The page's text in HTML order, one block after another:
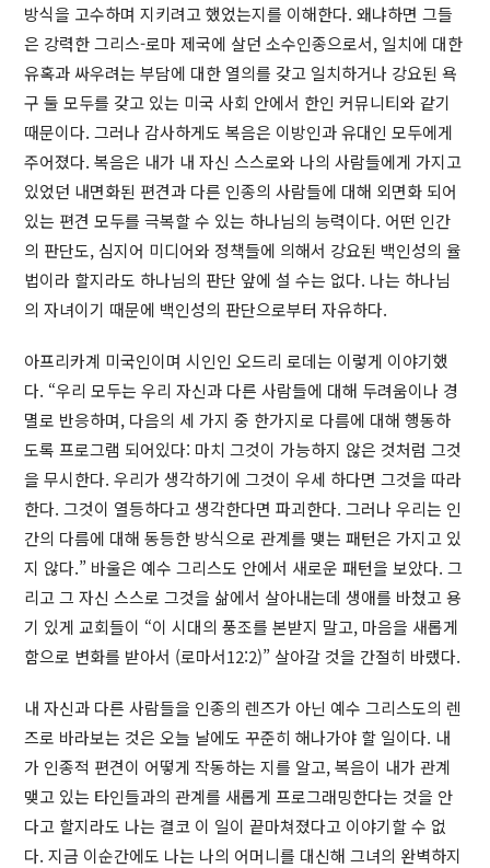
방식을 고수하며 지키려고 했었는지를 이해한다. 왜냐하면 그들
은 강력한 그리스-로마 제국에 살던 소수인종으로서, 일치에 대한
유혹과 싸우려는 부담에 대한 열의를 갖고 일치하거나 강요된 욕
구 둘 모두를 갖고 있는 미국 사회 안에서 한인 커뮤니티와 같기
때문이다. 그러나 감사하게도 복음은 이방인과 유대인 모두에게
주어졌다. 복음은 내가 내 자신 스스로와 나의 사람들에게 가지고
있었던 내면화된 편견과 다른 인종의 사람들에 대해 외면화 되어
있는 편견 모두를 극복할 수 있는 하나님의 능력이다. 어떤 인간
의 판단도, 심지어 미디어와 정책들에 의해서 강요된 백인성의 율
법이라 할지라도 하나님의 판단 앞에 설 수는 없다. 나는 하나님
의 자녀이기 때문에 백인성의 판단으로부터 자유하다.
아프리카계 미국인이며 시인인 오드리 로데는 이렇게 이야기했
다. “우리 모두는 우리 자신과 다른 사람들에 대해 두려움이나 경
멸로 반응하며, 다음의 세 가지 중 한가지로 다름에 대해 행동하
도록 프로그램 되어있다: 마치 그것이 가능하지 않은 것처럼 그것
을 무시한다. 우리가 생각하기에 그것이 우세 하다면 그것을 따라
한다. 그것이 열등하다고 생각한다면 파괴한다. 그러나 우리는 인
간의 다름에 대해 동등한 방식으로 관계를 맺는 패턴은 가지고 있
지 않다.” 바울은 예수 그리스도 안에서 새로운 패턴을 보았다. 그
리고 그 자신 스스로 그것을 삶에서 살아내는데 생애를 바쳤고 용
기 있게 교회들이 “이 시대의 풍조를 본받지 말고, 마음을 새롭게
함으로 변화를 받아서 (로마서12:2)” 살아갈 것을 간절히 바랬다.
내 자신과 다른 사람들을 인종의 렌즈가 아닌 예수 그리스도의 렌
즈로 바라보는 것은 오늘 날에도 꾸준히 해나가야 할 일이다. 내
가 인종적 편견이 어떻게 작동하는 지를 알고, 복음이 내가 관계
맺고 있는 타인들과의 관계를 새롭게 프로그래밍한다는 것을 안
다고 할지라도 나는 결코 이 일이 끝마쳐졌다고 이야기할 수 없
다. 지금 이순간에도 나는 나의 어머니를 대신해 그녀의 완벽하지